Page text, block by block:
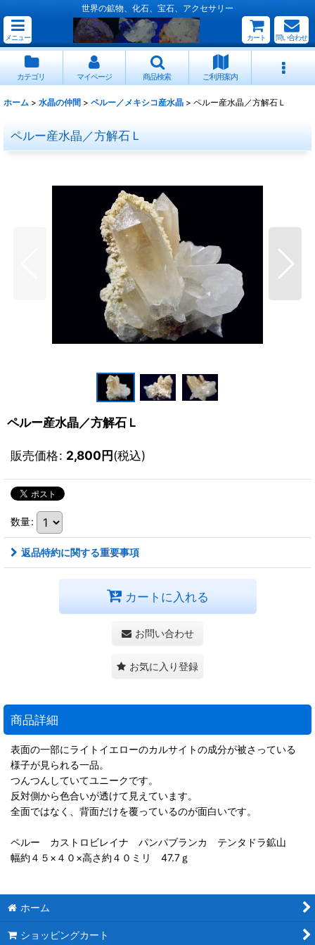
世界の鉱物、化石、宝石、アクセサリー
メニュー カート 問い合わせ
カテゴリ マイページ 商品検索 ご利用案内
ホーム > 水晶の仲間 > ペルー／メキシコ産水晶 > ペルー産水晶／方解石Ｌ
ペルー産水晶／方解石Ｌ
ペルー産水晶／方解石Ｌ
販売価格: 2,800円(税込)
数量:
返品特約に関する重要事項
カートに入れる
お問い合わせ
お気に入り登録
商品詳細
表面の一部にライトイエローのカルサイトの成分が被さっている
様子が見られる一品。
つんつんしていてユニークです。
反対側から色合いが透けて見えています。
全面ではなく、背面だけを覆っているのが面白いです。
ペルー カストロビレイナ パンパブランカ テンタドラ鉱山
幅約４５×４０×高さ約４０ミリ 47.7ｇ
ホーム
ショッピングカート